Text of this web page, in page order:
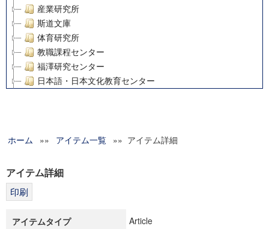
産業研究所
斯道文庫
体育研究所
教職課程センター
福澤研究センター
日本語・日本文化教育センター
グローバルリサーチインスティテュート
科学研究費補助金研究成果報告書
博士課程教育リーディングプログラム「超成熟社会発展のサ
ホーム »» アイテム一覧 »» アイテム詳細
アイテム詳細
アイテムタイプ Article